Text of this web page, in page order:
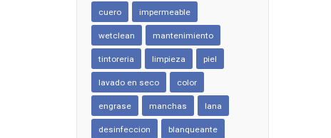
cuero impermeable
wetclean mantenimiento
tintoreria limpieza piel
lavado en seco color
engrase manchas lana
desinfeccion blanqueante